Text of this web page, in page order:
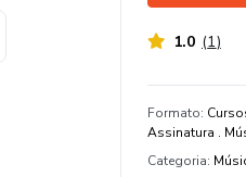
1.0 (1)
Estude do
Formato:
Assinatura .
Categoria: